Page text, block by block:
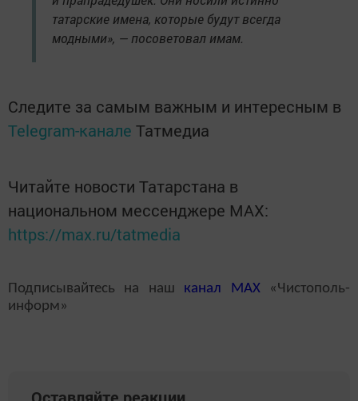
татарские имена, которые будут всегда
модными», — посоветовал имам.
Следите за самым важным и интересным в
Telegram-канале Татмедиа
Читайте новости Татарстана в
национальном мессенджере MАХ:
https://max.ru/tatmedia
Подписывайтесь на наш канал MAX«Чистополь-
информ»